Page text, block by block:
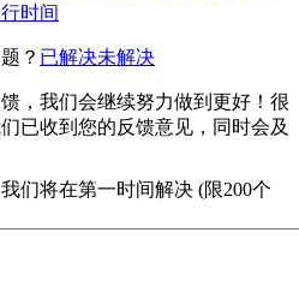
时间
？ 已解决未解决
，我们会继续努力做到更好！ 很
已收到您的反馈意见，同时会及
们将在第一时间解决 (限200个